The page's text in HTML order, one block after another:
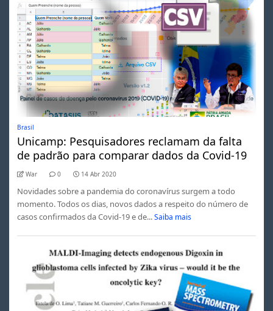
Brasil
Unicamp: Pesquisadores reclamam da falta
de padrão para comparar dados da Covid-19
War 0 14 Abr 2020
Novidades sobre a pandemia do coronavírus surgem a todo
momento. Todos os dias, novos dados a respeito do número de
casos confirmados da Covid-19 e de... Saiba mais